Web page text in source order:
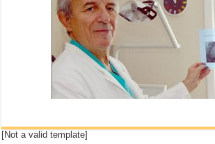
[Not a valid template]